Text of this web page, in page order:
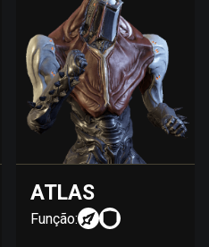
ATLAS
Função: